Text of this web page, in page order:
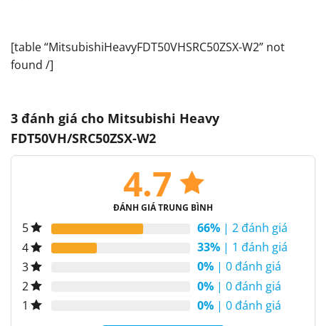
[table “MitsubishiHeavyFDT50VHSRC50ZSX-W2” not
found /]
3 đánh giá cho Mitsubishi Heavy
FDT50VH/SRC50ZSX-W2
4.7
ĐÁNH GIÁ TRUNG BÌNH
5 66% | 2 đánh giá
4
33% | 1 đánh giá
3
0% | 0 đánh giá
2
0% | 0 đánh giá
1
0% | 0 đánh giá